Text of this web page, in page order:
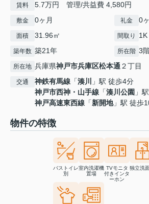
賃料 5.7万円 管理/共益費 4,580円
敷金 0ヶ月 礼金 0
面積 31.96㎡ 間取り 1K
築年数 築21年 所在階 3
所在地 兵庫県神戸市兵庫区松本通２丁目
交通 神鉄有馬線 「湊川
」駅 徒歩4分
神戸市西神・山手線 「湊川公園 」
神戸高速東西線 「新開地」駅 徒歩
物件の特徴
バストイレ
別
室内洗濯機
置場
TVモニタ
付きインタ
ーホン
独立洗